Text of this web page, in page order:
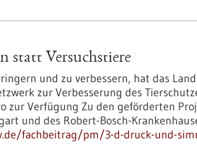
statt Versuchstiere
und zu verbessern, hat das
zur Verbesserung des
zur Verfügung Zu den geförderten
und des Robert-Bosch-
fachbeitrag/pm/3-d-druck-und-